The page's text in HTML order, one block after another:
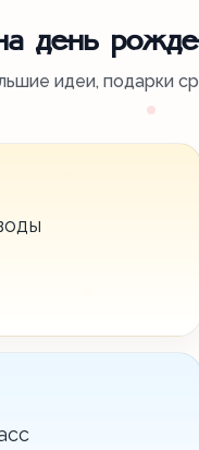
день
идеи, подарки